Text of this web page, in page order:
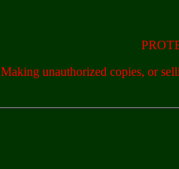
Making unauthorized copies, or